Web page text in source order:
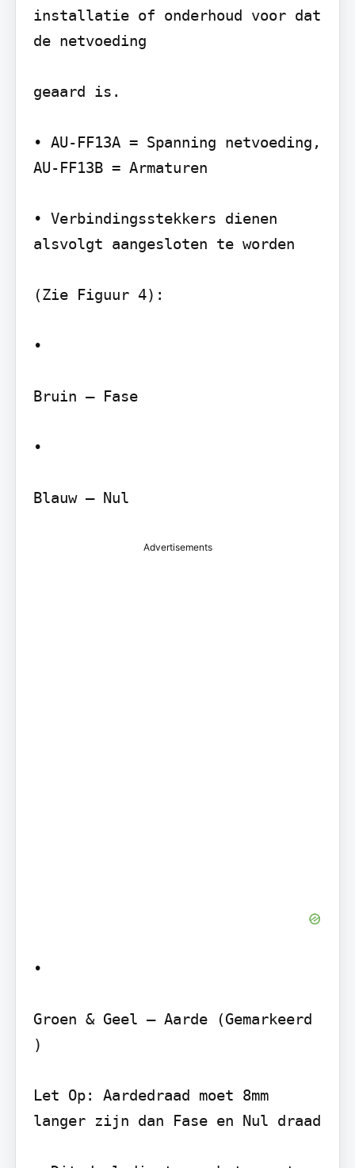
installatie of onderhoud voor dat
de netvoeding
geaard is.
• AU-FF13A = Spanning netvoeding,
AU-FF13B = Armaturen
• Verbindingsstekkers dienen
alsvolgt aangesloten te worden
(Zie Figuur 4):
•
Bruin – Fase
•
Advertisements
•
Groen & Geel – Aarde (Gemarkeerd
)
Let Op: Aardedraad moet 8mm
langer zijn dan Fase en Nul draad